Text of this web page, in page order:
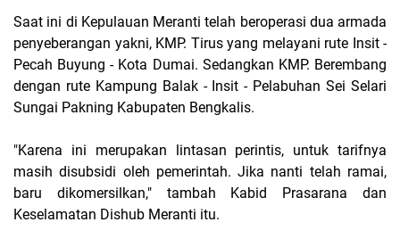
Saat ini di Kepulauan Meranti telah beroperasi dua armada
penyeberangan yakni, KMP. Tirus yang melayani rute Insit -
Pecah Buyung - Kota Dumai. Sedangkan KMP. Berembang
dengan rute Kampung Balak - Insit - Pelabuhan Sei Selari
Sungai Pakning Kabupaten Bengkalis.
"Karena ini merupakan lintasan perintis, untuk tarifnya
masih disubsidi oleh pemerintah. Jika nanti telah ramai,
baru dikomersilkan," tambah Kabid Prasarana dan
Keselamatan Dishub Meranti itu.